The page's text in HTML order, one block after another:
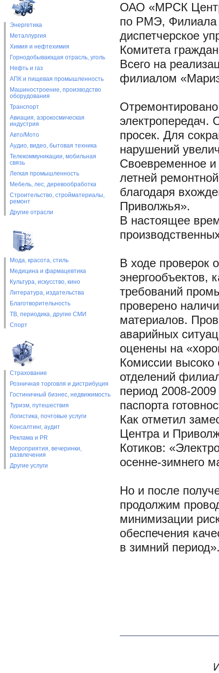
Энергетика
Металлургия
Химия и нефтехимия
Горнодобывающая отрасль, уголь
Нефть и газ
АПК и пищевая промышленность
Машиностроение, производство
оборудования
Транспорт
Авиация, аэрокосмическая
индустрия
Авто/Мото
Аудио, видео, бытовая техника
Телекоммуникации, мобильная
связь
Легкая промышленность
Мебель, лес, деревообработка
Строительство, стройматериалы,
ремонт
Другие отрасли
Мода, красота, стиль
Медицина и фармацевтика
Культура, искусство, кино
Литература, издательства
Благотворительность
ТВ, периодика, другие СМИ
Спорт
Страхование
Розничная торговля и дистрибуция
Гостиничный бизнес, недвижимость
Туризм, путешествия
Логистика, почтовые услуги
Консалтинг, аудит
Реклама и PR
Мероприятия, вечеринки,
развлечения
Другие услуги
ОАО «МРСК
по РМЭ, Филиала
диспетчерское
Комитета
Всего на
филиалом
электропередач.
просек. Для
нарушений
Своевременное
летней
благодаря
Приволжья».
В настоящее
В ходе проверок
энергообъектов,
требований
проверено
материалов.
аварийных
оценены на
Комиссии высоко
отделений
период 2008-
паспорта
Как отметил
Центра и
Котиков:
осенне-зимнего
Но и после
продолжим
минимизации
обеспечения
в зимний